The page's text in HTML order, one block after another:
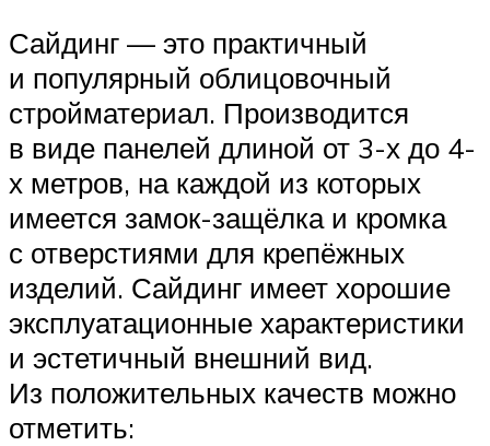
Сайдинг — это практичный
и популярный облицовочный
стройматериал. Производится
в виде панелей длиной от 3-х до 4-
х метров, на каждой из которых
имеется замок-защёлка и кромка
с отверстиями для крепёжных
изделий. Сайдинг имеет хорошие
эксплуатационные характеристики
и эстетичный внешний вид.
Из положительных качеств можно
отметить: